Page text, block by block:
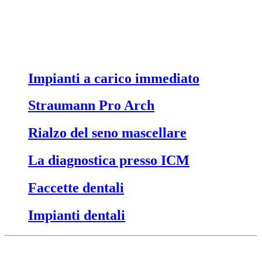
Impianti a carico immediato
Straumann Pro Arch
Rialzo del seno mascellare
La diagnostica presso ICM
Faccette dentali
Impianti dentali